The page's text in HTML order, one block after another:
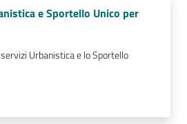
e Sportello Unico per
Urbanistica e lo Sportello